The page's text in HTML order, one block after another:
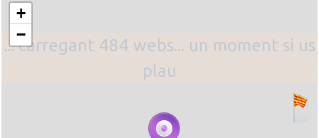
... carregant 484 webs... un moment si us
plau
+
−